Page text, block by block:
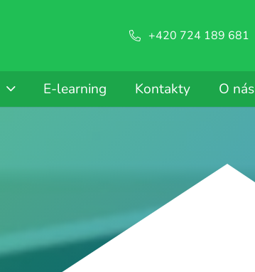
+420 724 189 681
E-learning Kontakty O nás